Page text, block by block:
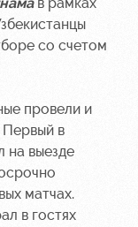
со счетом
провели и
Первый в
на выезде
матчах.
в гостях